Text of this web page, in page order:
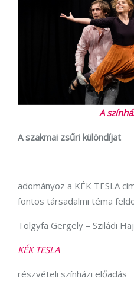
A
A szakmai zsűri különdíjat
adományoz a KÉK TESLA
fontos társadalmi téma
Tölgyfa Gergely – Sziládi
KÉK TESLA
részvételi színházi előadás